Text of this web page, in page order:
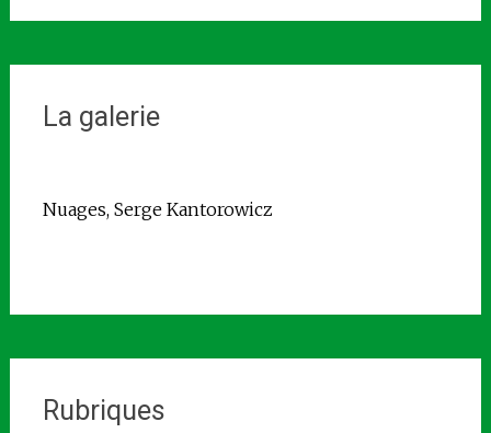
La galerie
Nuages, Serge Kantorowicz
Rubriques